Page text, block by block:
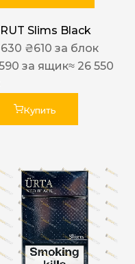
Slims Black
630 ₴610 за блок
за ящик≈ 26 550
Купить